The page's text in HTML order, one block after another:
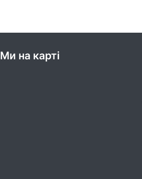
Ми на карті